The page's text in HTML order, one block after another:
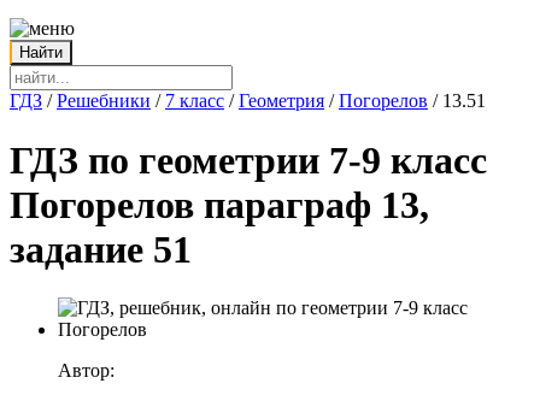
ГДЗ / Решебники / 7 класс / Геометрия / Погорелов / 13.51
ГДЗ по геометрии 7-9 класс
Погорелов параграф 13,
задание 51
Автор: